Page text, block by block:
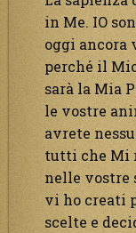
in Me. IO
oggi ancora
perché il
sarà la Mia
le vostre
avrete
tutti che Mi
nelle vostre
vi ho creati
scelte e